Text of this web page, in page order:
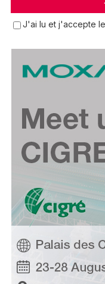
J'ai lu et j'accepte